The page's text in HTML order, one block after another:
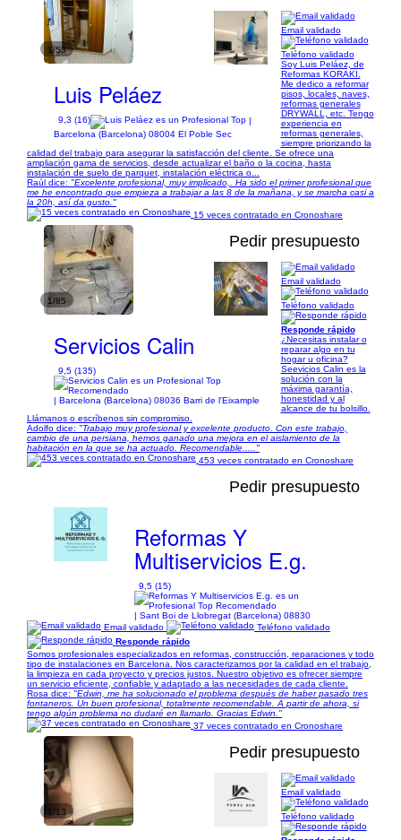
1/53
Luis Peláez
9,3 (16)
|
Barcelona (Barcelona) 08004 El Poble Sec
Email validado
Teléfono validado
Soy Luis Peláez, de
Reformas KORAKI.
Me dedico a reformar
pisos, locales, naves,
reformas generales
DRYWALL, etc. Tengo
experiencia en
reformas generales,
siempre priorizando la
calidad del trabajo para asegurar la satisfacción del cliente. Se ofrece una
ampliación gama de servicios, desde actualizar el baño o la cocina, hasta
instalación de suelo de parquet, instalación eléctrica o...
Raúl dice: "Excelente profesional, muy implicado,. Ha sido el primer profesional que
me he encontrado que empieza a trabajar a las 8 de la mañana, y se marcha casi a
la 20h, así da gusto."
15 veces contratado en Cronoshare
1/85
Pedir presupuesto
Servicios Calin
9,5 (135)
| Barcelona (Barcelona) 08036 Barri de l'Eixample
Email validado
Teléfono validado
Responde rápido
¿Necesitas instalar o
reparar algo en tu
hogar u oficina?
Seevicios Calin es la
solución con la
máxima garantía,
honestidad y al
alcance de tu bolsillo.
Llámanos o escríbenos sin compromiso.
Adolfo dice: "Trabajo muy profesional y excelente producto. Con este trabajo,
cambio de una persiana, hemos ganado una mejora en el aislamiento de la
habitación en la que se ha actuado. Recomendable....."
453 veces contratado en Cronoshare
Pedir presupuesto
Reformas Y
Multiservicios E.g.
9,5 (15)
| Sant Boi de Llobregat (Barcelona) 08830
Email validado
Teléfono validado
Responde rápido
Somos profesionales especializados en reformas, construcción, reparaciones y todo
tipo de instalaciones en Barcelona. Nos caracterizamos por la calidad en el trabajo,
la limpieza en cada proyecto y precios justos. Nuestro objetivo es ofrecer siempre
un servicio eficiente, confiable y adaptado a las necesidades de cada cliente.
Rosa dice: "Edwin, me ha solucionado el problema después de haber pasado tres
fontaneros. Un buen profesional, totalmente recomendable. A partir de ahora, si
tengo algún problema no dudaré en llamarlo. Gracias Edwin."
37 veces contratado en Cronoshare
1/13
Pedir presupuesto
Email validado
Teléfono validado